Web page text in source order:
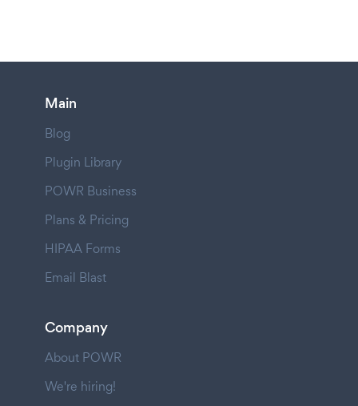
Main
Blog
Plugin Library
POWR Business
Plans & Pricing
HIPAA Forms
Email Blast
Company
About POWR
We're hiring!